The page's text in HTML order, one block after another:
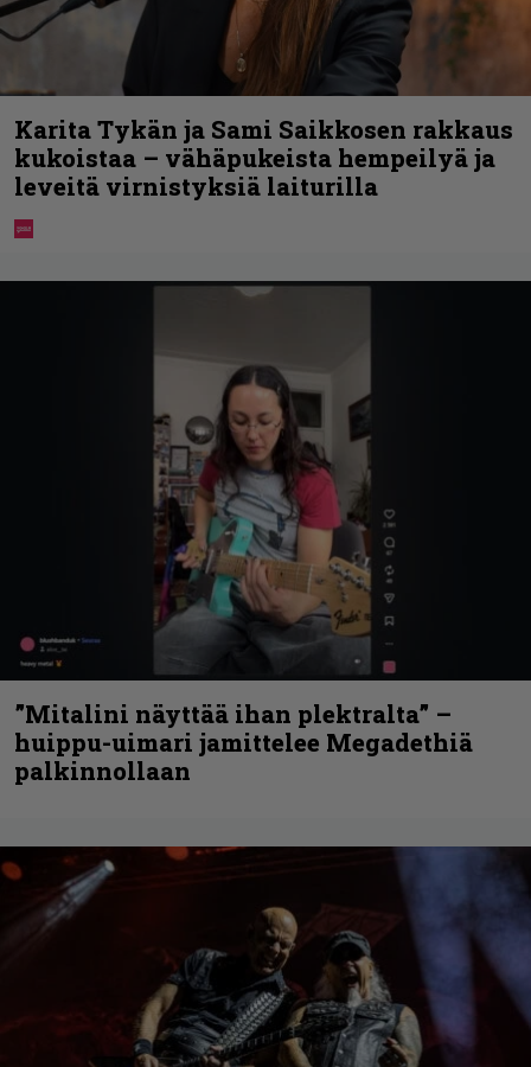
Karita Tykän ja Sami Saikkosen rakkaus
kukoistaa – vähäpukeista hempeilyä ja
leveitä virnistyksiä laiturilla
”Mitalini näyttää ihan plektralta” –
huippu-uimari jamittelee Megadethiä
palkinnollaan